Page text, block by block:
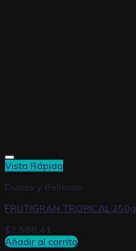
Vista Rápida
Dulces y Rellenas
FRUTIGRAN TROPICAL 250g
$2.586,41
Añadir al carrito